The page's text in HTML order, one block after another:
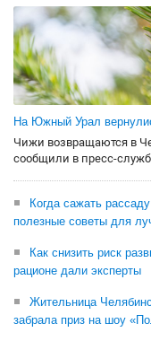
На Южный Урал
Чижи возвращаются в
сообщили в пресс-
Когда сажать
полезные советы для
Как снизить риск
рационе дали эксперты
Жительница
забрала приз на шоу